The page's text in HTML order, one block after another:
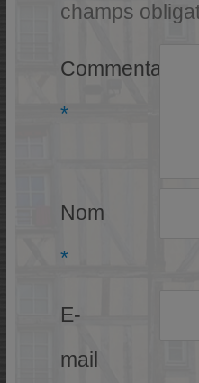
champs
Commentaire
*
Nom
*
E-
mail